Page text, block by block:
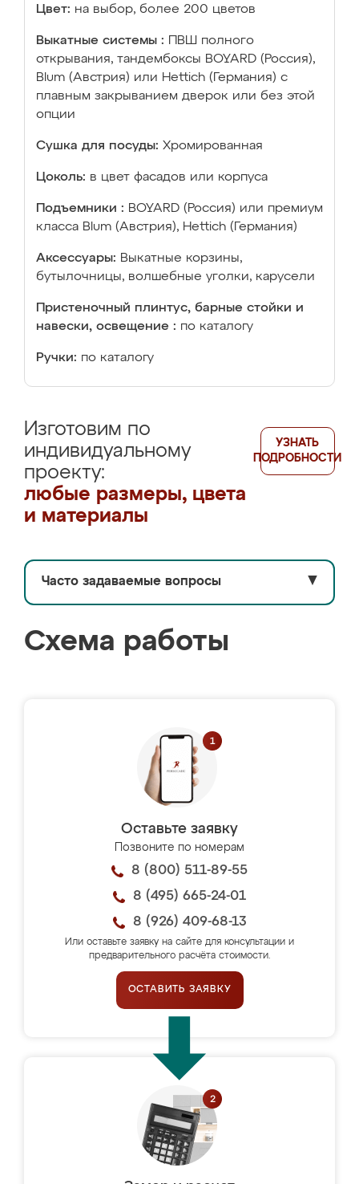
Цвет: на выбор, более 200 цветов
Выкатные системы :
ПВШ полного
открывания, тандембоксы BOYARD (Россия),
Blum (Австрия) или Hettich (Германия) с
плавным закрыванием дверок или без этой
опции
Сушка для посуды: Хромированная
Цоколь: в цвет фасадов или корпуса
Подъемники : BOYARD (Россия) или премиум
класса Blum (Австрия), Hettich (Германия)
Аксессуары: Выкатные корзины,
бутылочницы, волшебные уголки, карусели
Пристеночный плинтус, барные стойки и
навески, освещение : по каталогу
Ручки: по каталогу
Изготовим по
индивидуальному
проекту:
любые размеры, цвета
и материалы
УЗНАТЬ
ПОДРОБНОСТИ
Часто задаваемые вопросы ▼
Схема работы
Оставьте заявку
Позвоните по номерам
8 (800) 511-89-55
8 (495) 665-24-01
8 (926) 409-68-13
Или оставьте заявку на сайте для консультации и
предварительного расчёта стоимости.
ОСТАВИТЬ ЗАЯВКУ